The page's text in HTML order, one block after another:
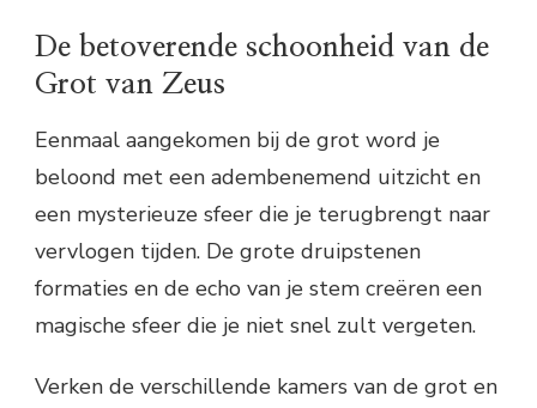
De betoverende schoonheid van de
Grot van Zeus
Eenmaal aangekomen bij de grot word je
beloond met een adembenemend uitzicht en
een mysterieuze sfeer die je terugbrengt naar
vervlogen tijden. De grote druipstenen
formaties en de echo van je stem creëren een
magische sfeer die je niet snel zult vergeten.
Verken de verschillende kamers van de grot en